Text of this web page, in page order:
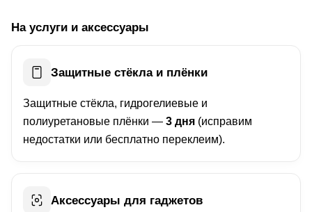
На услуги и аксессуары
Защитные стёкла и плёнки
Защитные стёкла, гидрогелиевые и
полиуретановые плёнки — 3 дня (исправим
недостатки или бесплатно переклеим).
Аксессуары для гаджетов